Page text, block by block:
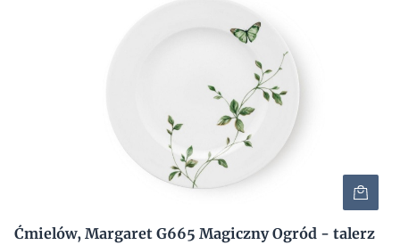
Ćmielów, Margaret G665 Magiczny Ogród - talerz